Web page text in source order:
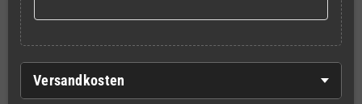
Versandkosten